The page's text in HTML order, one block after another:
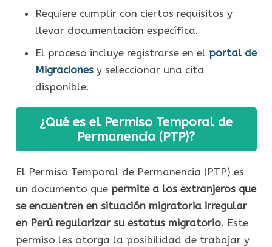
Requiere cumplir con ciertos requisitos y
llevar documentación específica.
El proceso incluye registrarse en el portal de
Migracionesy seleccionar una cita
disponible.
¿Qué es el Permiso Temporal de
Permanencia (PTP)?
El Permiso Temporal de Permanencia (PTP) es
un documento quepermite a los extranjeros que
se encuentren en situación migratoria irregular
en Perú regularizar su estatus migratorio. Este
permiso les otorga la posibilidad de trabajar y